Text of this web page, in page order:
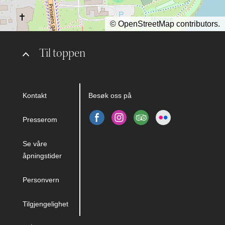
Til toppen
Kontakt
Presserom
Se våre
åpningstider
Personvern
Tilgjengelighet
Besøk oss på
© OpenStreetMap contributors.